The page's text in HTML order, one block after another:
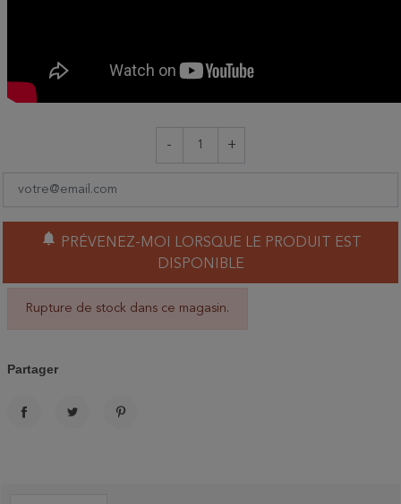
- +
notifications
DISPONIBLE
Rupture de stock dans ce magasin.
Partager